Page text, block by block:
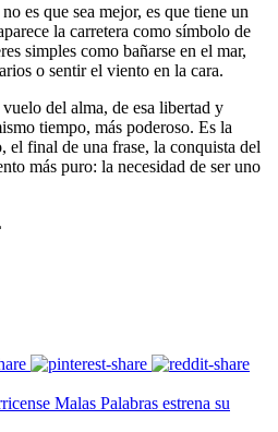
es que sea mejor, es que tiene un
la carretera como símbolo de
simples como bañarse en el mar,
o sentir el viento en la cara.
del alma, de esa libertad y
tiempo, más poderoso. Es la
el final de una frase, la conquista del
más puro: la necesidad de ser uno
Malas Palabras estrena su